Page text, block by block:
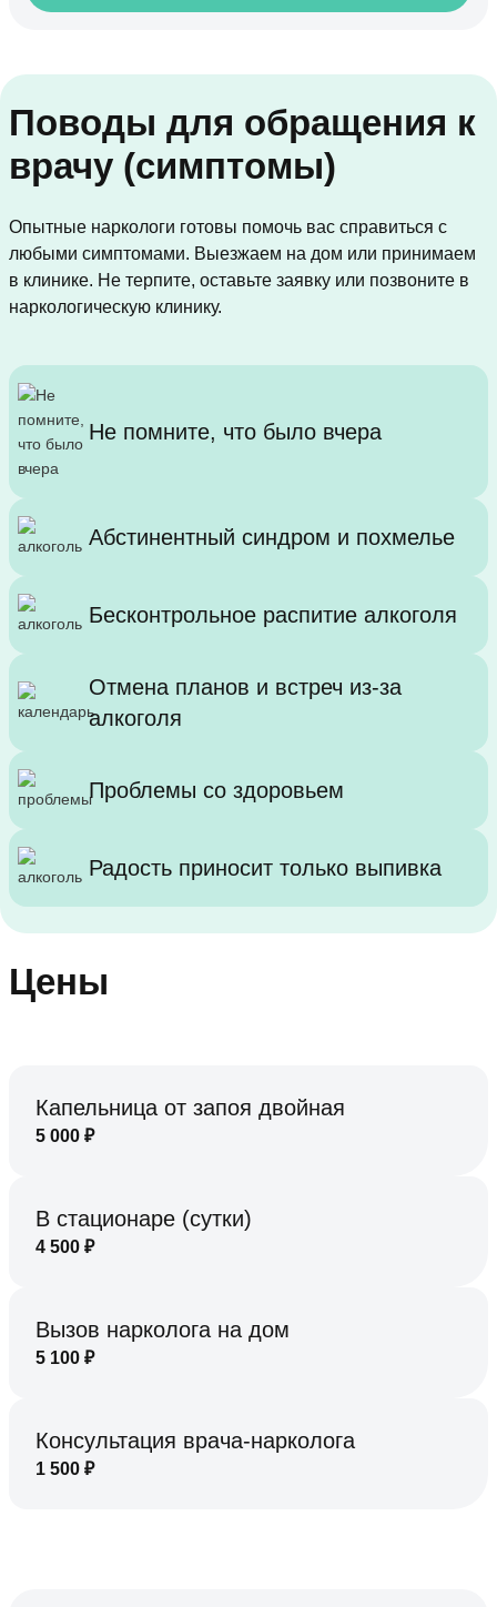
Поводы для обращения к
врачу (симптомы)
Опытные наркологи готовы помочь вас справиться с
любыми симптомами. Выезжаем на дом или принимаем
в клинике. Не терпите, оставьте заявку или позвоните в
наркологическую клинику.
Не помните, что было вчера
Абстинентный синдром и похмелье
Бесконтрольное распитие алкоголя
Отмена планов и встреч из-за
алкоголя
Проблемы со здоровьем
Радость приносит только выпивка
Цены
Капельница от запоя двойная
5 000 ₽
В стационаре (сутки)
4 500 ₽
Вызов нарколога на дом
5 100 ₽
Консультация врача-нарколога
1 500 ₽